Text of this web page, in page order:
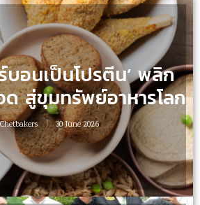
บอนเป็นโปรตีน’ พลิก
ด สู่ขุมทรัพย์อาหารโลก
Chetbakers 30 June 2026